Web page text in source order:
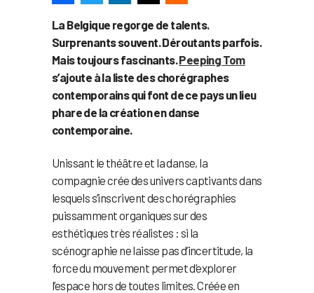
La Belgique regorge de talents.
Surprenants souvent. Déroutants parfois.
Mais toujours fascinants.Peeping Tom
s’ajoute à la liste des chorégraphes
contemporains qui font de ce pays un lieu
phare de la création en danse
contemporaine.
Unissant le théâtre et la danse, la
compagnie crée des univers captivants dans
lesquels s’inscrivent des chorégraphies
puissamment organiques sur des
esthétiques très réalistes : si la
scénographie ne laisse pas d’incertitude, la
force du mouvement permet d’explorer
l’espace hors de toutes limites. Créée en